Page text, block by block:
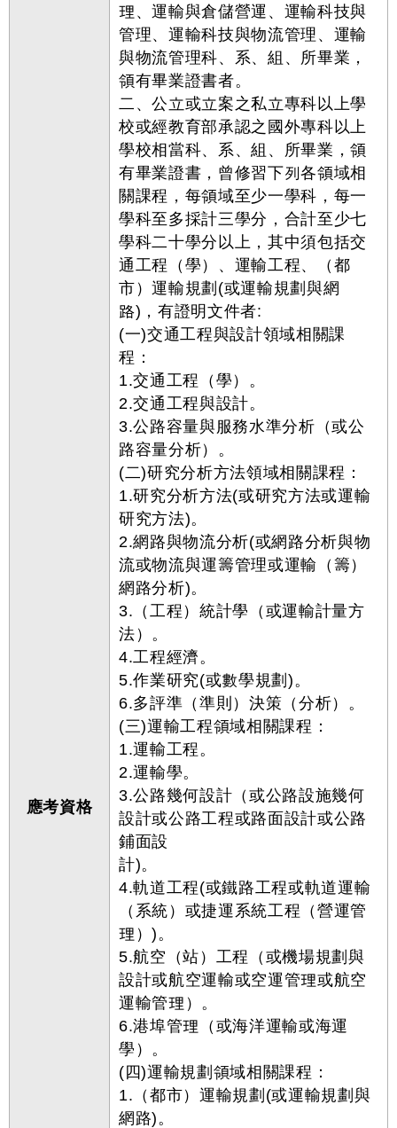
應考資格
理、運輸與倉儲營運、運輸科技與
管理、運輸科技與物流管理、運輸
與物流管理科、系、組、所畢業，
領有畢業證書者。
二、公立或立案之私立專科以上學
校或經教育部承認之國外專科以上
學校相當科、系、組、所畢業，領
有畢業證書，曾修習下列各領域相
關課程，每領域至少一學科，每一
學科至多採計三學分，合計至少七
學科二十學分以上，其中須包括交
通工程（學）、運輸工程、（都
市）運輸規劃(或運輸規劃與網
路)，有證明文件者:
(一)交通工程與設計領域相關課
程：
1.交通工程（學）。
2.交通工程與設計。
3.公路容量與服務水準分析（或公
路容量分析）。
(二)研究分析方法領域相關課程：
1.研究分析方法(或研究方法或運輸
研究方法)。
2.網路與物流分析(或網路分析與物
流或物流與運籌管理或運輸（籌）
網路分析)。
3.（工程）統計學（或運輸計量方
法）。
4.工程經濟。
5.作業研究(或數學規劃)。
6.多評準（準則）決策（分析）。
(三)運輸工程領域相關課程：
1.運輸工程。
2.運輸學。
3.公路幾何設計（或公路設施幾何
設計或公路工程或路面設計或公路
鋪面設
計)。
4.軌道工程(或鐵路工程或軌道運輸
（系統）或捷運系統工程（營運管
理）)。
5.航空（站）工程（或機場規劃與
設計或航空運輸或空運管理或航空
運輸管理）。
6.港埠管理（或海洋運輸或海運
學）。
(四)運輸規劃領域相關課程：
1.（都市）運輸規劃(或運輸規劃與
網路)。